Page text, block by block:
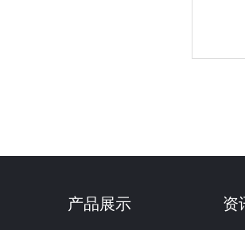
产品展示 资